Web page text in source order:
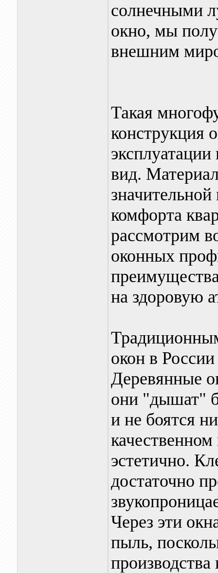
солнечными
окно, мы
внешним
Такая
конструкция
вид.
комфорта
рассмотрим
оконных
на здоровую
окон в
Деревянные
они "дышат"
и не боятся
эстетично.
достаточно
Через эти
пыль,